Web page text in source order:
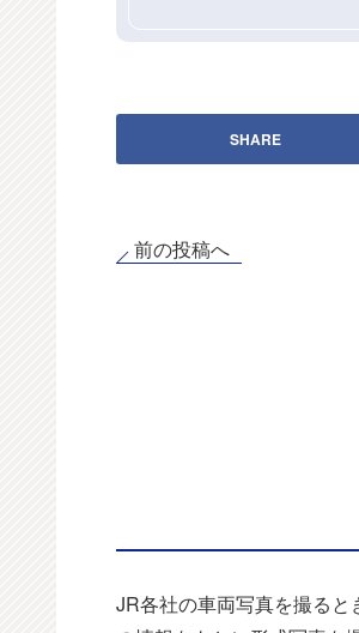
SHARE
前の投稿へ
JR各社の車両写真を撮る